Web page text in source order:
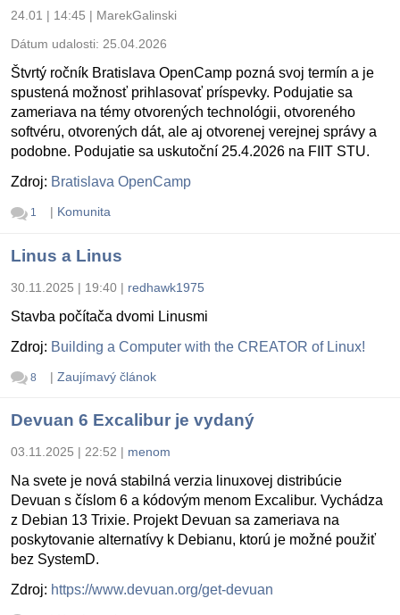
24.01 | 14:45 | MarekGalinski
Dátum udalosti: 25.04.2026
Štvrtý ročník Bratislava OpenCamp pozná svoj termín a je
spustená možnosť prihlasovať príspevky. Podujatie sa
zameriava na témy otvorených technológii, otvoreného
softvéru, otvorených dát, ale aj otvorenej verejnej správy a
podobne. Podujatie sa uskutoční 25.4.2026 na FIIT STU.
Zdroj: Bratislava OpenCamp
1 | Komunita
Linus a Linus
30.11.2025 | 19:40 | redhawk1975
Stavba počítača dvomi Linusmi
Zdroj: Building a Computer with the CREATOR of Linux!
8 | Zaujímavý článok
Devuan 6 Excalibur je vydaný
03.11.2025 | 22:52 | menom
Na svete je nová stabilná verzia linuxovej distribúcie
Devuan s číslom 6 a kódovým menom Excalibur. Vychádza
z Debian 13 Trixie. Projekt Devuan sa zameriava na
poskytovanie alternatívy k Debianu, ktorú je možné použiť
bez SystemD.
Zdroj: https://www.devuan.org/get-devuan